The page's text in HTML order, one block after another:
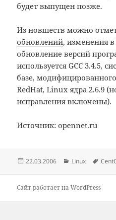
будет выпущен позже.
Из новшеств можно
обновлений, изменения
обновление версий
используется GCC 3.4.5,
базе,
RedHat, Linux ядра 2.6.9
исправления включены).
Источник: opennet.ru
Опубликовано
22.03.2006 Рубрики
Linux
Сайт работает на WordPress